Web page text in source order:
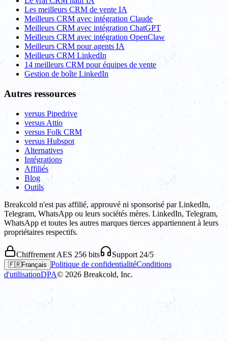
Les meilleurs CRM de vente IA
Meilleurs CRM avec intégration Claude
Meilleurs CRM avec intégration ChatGPT
Meilleurs CRM avec intégration OpenClaw
Meilleurs CRM pour agents IA
Meilleurs CRM LinkedIn
14 meilleurs CRM pour équipes de vente
Gestion de boîte LinkedIn
Autres ressources
versus Pipedrive
versus Attio
versus Folk CRM
versus Hubspot
Alternatives
Intégrations
Affiliés
Blog
Outils
Breakcold n'est pas affilié, approuvé ni sponsorisé par LinkedIn,
Telegram, WhatsApp ou leurs sociétés mères. LinkedIn, Telegram,
WhatsApp et toutes les autres marques tierces appartiennent à leurs
propriétaires respectifs.
Chiffrement AES 256 bits Support 24/5
🇫🇷Français Politique de confidentialitéConditions
d'utilisationDPA© 2026 Breakcold, Inc.